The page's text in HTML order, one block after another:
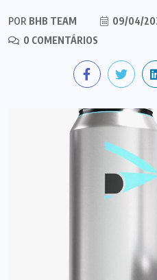
POR BHB TEAM
09/04/
0 COMENTÁRIOS